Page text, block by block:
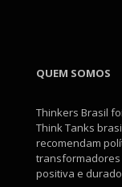
QUEM SOMOS
Thinkers Brasil
Think Tanks
recomendam
positiva e